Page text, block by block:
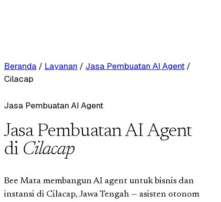
Beranda / Layanan / Jasa Pembuatan AI Agent /
Cilacap
Jasa Pembuatan AI Agent
Jasa Pembuatan AI Agent
di Cilacap
Bee Mata membangun AI agent untuk bisnis dan
instansi di Cilacap, Jawa Tengah — asisten otonom